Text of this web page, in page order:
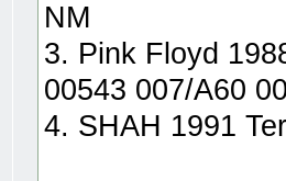
NM
3. Pink Floyd
00543 007/А60
4. SHAH 1991